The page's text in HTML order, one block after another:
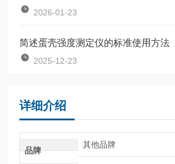
2026-01-23
简述蛋壳强度测定仪的标准使用方法
2025-12-23
详细介绍
品牌
其他品牌